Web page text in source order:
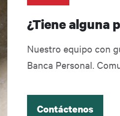
¿Tiene alguna
Nuestro equipo con
Banca Personal.
Contáctenos